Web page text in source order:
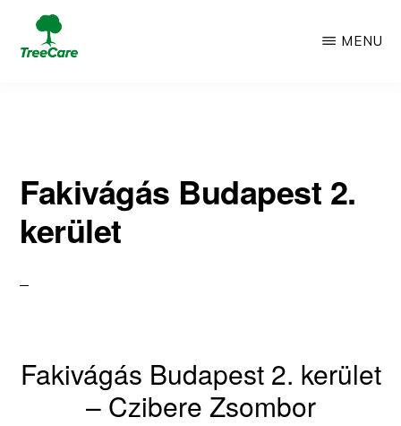
Skip
WordPress
oldal
MENU
Fakivágás Budapest 2.
kerület
Fakivágás Budapest 2. kerület
– Czibere Zsombor